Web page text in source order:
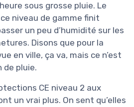
sous grosse pluie. Le
niveau de gamme finit
un peu d’humidité sur les
Disons que pour la
en ville, ça va, mais ce n’est
de pluie.
CE niveau 2 aux
un vrai plus. On sent qu’elles